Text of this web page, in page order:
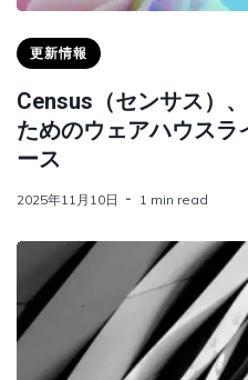
更新情報
Census（センサス）
ためのウェアハウスラ
ース
2025年11月10日 1 min read